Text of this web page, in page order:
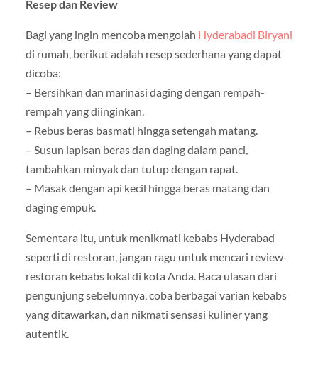
Resep dan Review
Bagi yang ingin mencoba mengolah Hyderabadi Biryani
di rumah, berikut adalah resep sederhana yang dapat
dicoba:
– Bersihkan dan marinasi daging dengan rempah-
rempah yang diinginkan.
– Rebus beras basmati hingga setengah matang.
– Susun lapisan beras dan daging dalam panci,
tambahkan minyak dan tutup dengan rapat.
– Masak dengan api kecil hingga beras matang dan
daging empuk.
Sementara itu, untuk menikmati kebabs Hyderabad
seperti di restoran, jangan ragu untuk mencari review-
restoran kebabs lokal di kota Anda. Baca ulasan dari
pengunjung sebelumnya, coba berbagai varian kebabs
yang ditawarkan, dan nikmati sensasi kuliner yang
autentik.